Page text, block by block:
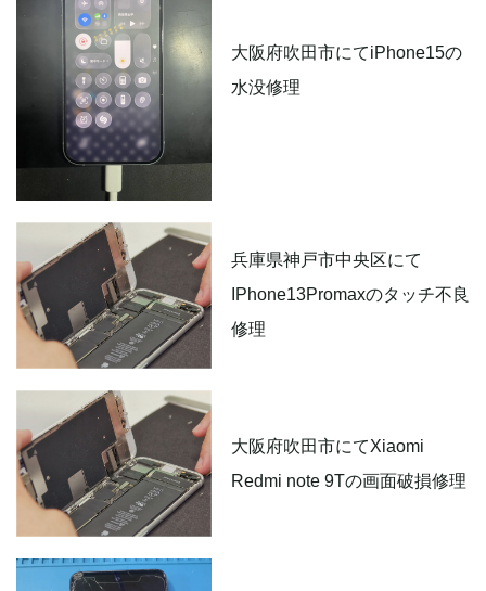
大阪府吹田市にてiPhone15の
水没修理
兵庫県神戸市中央区にて
IPhone13Promaxのタッチ不良
修理
大阪府吹田市にてXiaomi
Redmi note 9Tの画面破損修理